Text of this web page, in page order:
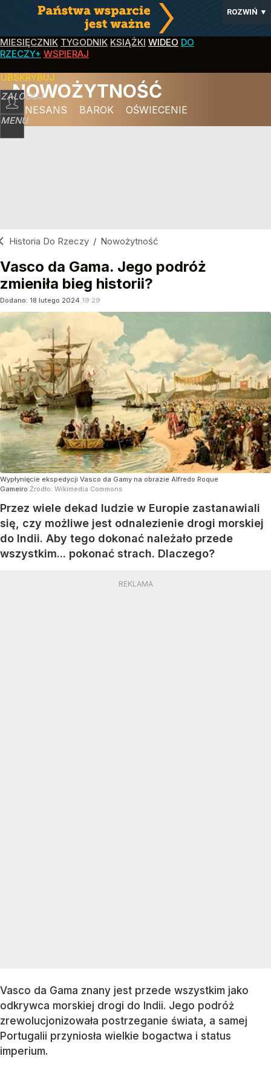
ROZWIŃ ▼
MIESIĘCZNIK TYGODNIK KSIĄŻKI WIDEO DO
RZECZY+ WSPIERAJ
ZALOGUJ
MENU
NOWOŻYTNOŚĆ
RENESANS BAROK OŚWIECENIE
Historia Do Rzeczy / Nowożytność
Vasco da Gama. Jego podróż
zmieniła bieg historii?
Dodano: 18 lutego 2024 19:29
Wypłynięcie ekspedycji Vasco da Gamy na obrazie Alfredo Roque
Gameiro Źródło: Wikimedia Commons
Przez wiele dekad ludzie w Europie zastanawiali
się, czy możliwe jest odnalezienie drogi morskiej
do Indii. Aby tego dokonać należało przede
wszystkim... pokonać strach. Dlaczego?
Vasco da Gama znany jest przede wszystkim jako
odkrywca morskiej drogi do Indii. Jego podróż
zrewolucjonizowała postrzeganie świata, a samej
Portugalii przyniosła wielkie bogactwa i status
imperium.